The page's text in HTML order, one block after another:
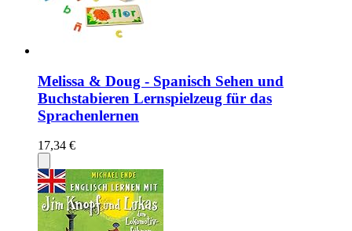
Melissa & Doug - Spanisch Sehen und
Buchstabieren Lernspielzeug für das
Sprachenlernen
17,34 €